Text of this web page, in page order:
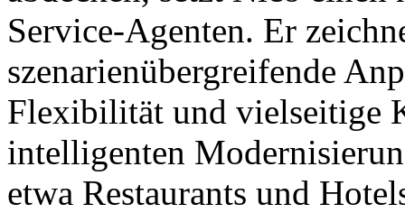
Service-Agenten. Er
szenarienübergreifende
Flexibilität und vielseitige
intelligenten
etwa Restaurants und